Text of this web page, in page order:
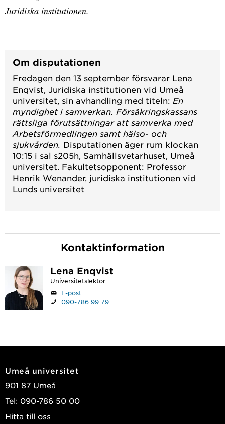
Juridiska institutionen.
Om disputationen
Fredagen den 13 september försvarar Lena
Enqvist, Juridiska institutionen vid Umeå
universitet, sin avhandling med titeln: En
myndighet i samverkan. Försäkringskassans
rättsliga förutsättningar att samverka med
Arbetsförmedlingen samt hälso- och
sjukvården. Disputationen äger rum klockan
10:15 i sal s205h, Samhällsvetarhuset, Umeå
universitet. Fakultetsopponent: Professor
Henrik Wenander, juridiska institutionen vid
Lunds universitet
Kontaktinformation
Lena Enqvist
Universitetslektor
E-post
090-786 99 79
Umeå universitet
901 87 Umeå
Tel: 090-786 50 00
Hitta till oss